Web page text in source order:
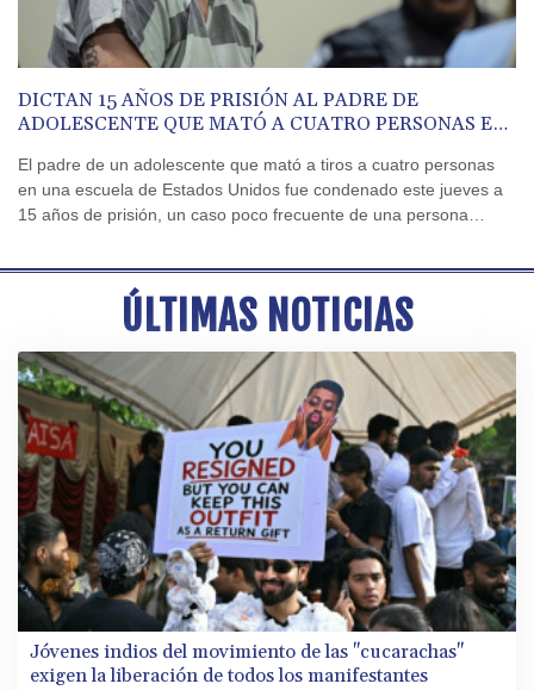
DICTAN 15 AÑOS DE PRISIÓN AL PADRE DE
ADOLESCENTE QUE MATÓ A CUATRO PERSONAS EN
El padre de un adolescente que mató a tiros a cuatro personas
en una escuela de Estados Unidos fue condenado este jueves a
15 años de prisión, un caso poco frecuente de una persona
ÚLTIMAS NOTICIAS
Jóvenes indios del movimiento de las "cucarachas"
exigen la liberación de todos los manifestantes